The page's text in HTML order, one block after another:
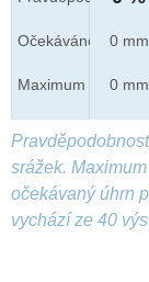
Očekáváno
Maximum
0 mm
0 mm
srážek.
očekávaný úhrn
vychází ze 40